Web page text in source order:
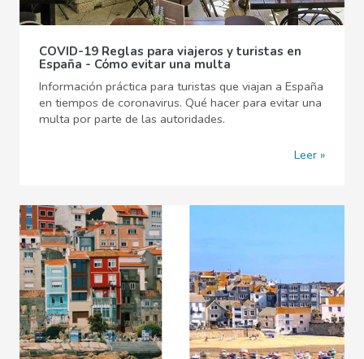
COVID-19 Reglas para viajeros y turistas en
España - Cómo evitar una multa
Información práctica para turistas que viajan a España
en tiempos de coronavirus. Qué hacer para evitar una
multa por parte de las autoridades.
Leer